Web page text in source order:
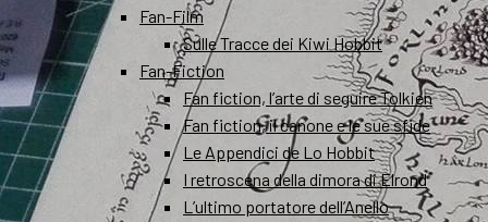
Fan-Film
Sulle Tracce dei Kiwi Hobbit
Fan-Fiction
Fan fiction, l’arte di seguire Tolkien
Fan fiction, il canone e le sue sfide
Le Appendici de Lo Hobbit
I retroscena della dimora di Elrond
L’ultimo portatore dell’Anello